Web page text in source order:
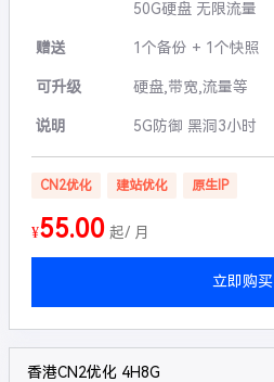
50G硬盘 无限流量
赠送 1个备份 + 1个快照
可升级 硬盘,带宽,流量等
说明 5G防御 黑洞3小时
CN2优化 建站优化 原生IP
¥55.00 起/ 月
立即购买
香港CN2优化 4H8G